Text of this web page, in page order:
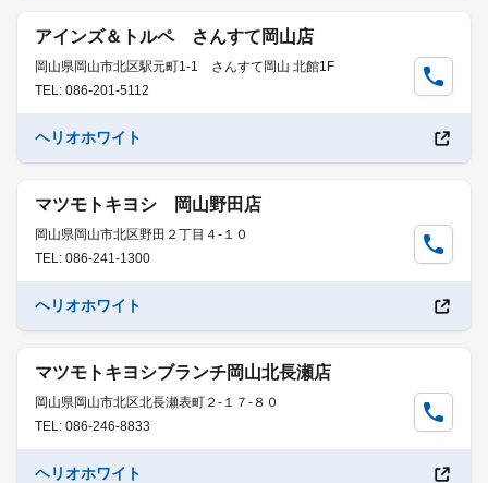
アインズ＆トルペ さんすて岡山店
岡山県岡山市北区駅元町1-1 さんすて岡山 北館1F
TEL: 086-201-5112
ヘリオホワイト
マツモトキヨシ 岡山野田店
岡山県岡山市北区野田２丁目４-１０
TEL: 086-241-1300
ヘリオホワイト
マツモトキヨシブランチ岡山北長瀬店
岡山県岡山市北区北長瀬表町２-１７-８０
TEL: 086-246-8833
ヘリオホワイト